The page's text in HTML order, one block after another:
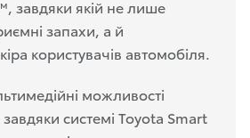
завдяки якій не лише
запахи, а й
користувачів автомобіля.
можливості
системі Toyota Smart